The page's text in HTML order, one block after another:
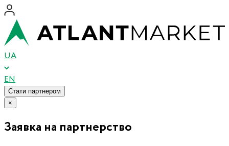
UA
EN
Стати партнером
×
Заявка на партнерство